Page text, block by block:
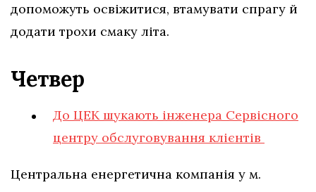
допоможуть освіжитися, втамувати спрагу й
додати трохи смаку літа.
Четвер
До ЦЕК шукають інженера Сервісного
центру обслуговування клієнтів
Центральна енергетична компанія у м.